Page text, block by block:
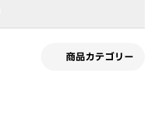
商品カテゴリー